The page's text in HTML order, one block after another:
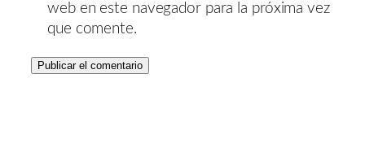
web en este navegador para la próxima vez
que comente.